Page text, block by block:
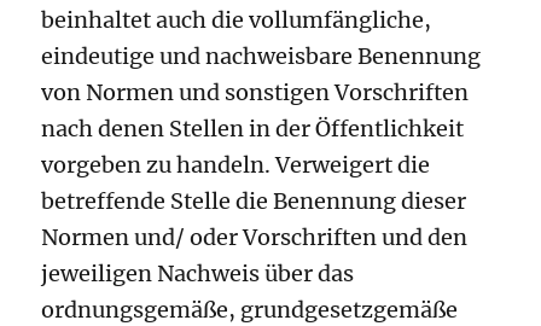
beinhaltet auch die vollumfängliche,
eindeutige und nachweisbare Benennung
von Normen und sonstigen Vorschriften
nach denen Stellen in der Öffentlichkeit
vorgeben zu handeln. Verweigert die
betreffende Stelle die Benennung dieser
Normen und/ oder Vorschriften und den
jeweiligen Nachweis über das
ordnungsgemäße, grundgesetzgemäße